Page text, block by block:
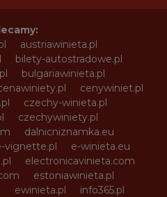
austriawinieta.pl
bilety-autostradowe.pl
bulgariawinieta.pl
cenywiniet.pl
czechy-winieta.pl
czechywiniety.pl
dalnicniznamka.eu
vignette.pl
e-winieta.eu
electronicavinieta.com
estoniawinieta.pl
ewinieta.pl
info365.pl